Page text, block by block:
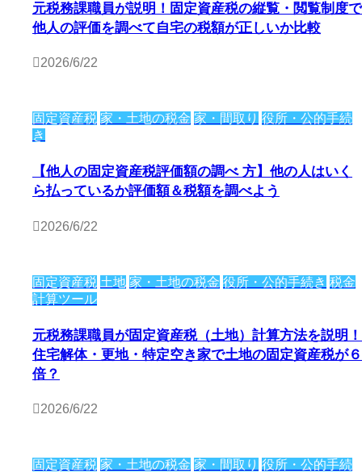
元税務課職員が説明！固定資産税の縦覧・閲覧制度で
他人の評価を調べて自宅の税額が正しいか比較
2026/6/22
固定資産税 家・土地の税金 家・間取り 役所・公的手続
き
【他人の固定資産税評価額の調べ 方】他の人はいく
ら払っているか評価額＆税額を調べよう
2026/6/22
固定資産税 土地 家・土地の税金 役所・公的手続き 税金
計算ツール
元税務課職員が固定資産税（土地）計算方法を説明！
住宅解体・更地・特定空き家で土地の固定資産税が６
倍？
2026/6/22
固定資産税 家・土地の税金 家・間取り 役所・公的手続